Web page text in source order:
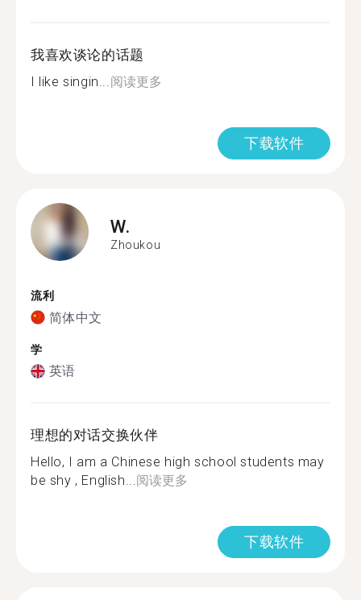
我喜欢谈论的话题
I like singin...阅读更多
下载软件
W.
Zhoukou
流利
简体中文
学
英语
理想的对话交换伙伴
Hello, I am a Chinese high school students may
be shy , English...阅读更多
下载软件